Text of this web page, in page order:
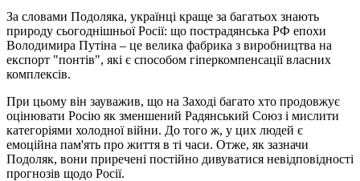
За словами Подоляка, українці краще за багатьох знають
природу сьогоднішньої Росії: що пострадянська РФ епохи
Володимира Путіна – це велика фабрика з виробництва на
експорт "понтів", які є способом гіперкомпенсації власних
комплексів.
При цьому він зауважив, що на Заході багато хто продовжує
оцінювати Росію як зменшений Радянський Союз і мислити
категоріями холодної війни. До того ж, у цих людей є
емоційна пам'ять про життя в ті часи. Отже, як зазначи
Подоляк, вони приречені постійно дивуватися невідповідності
прогнозів щодо Росії.